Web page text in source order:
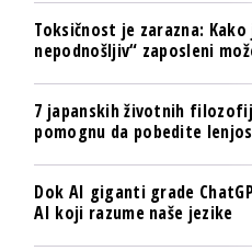
Toksičnost je zarazna:
nepodnošljiv“ zaposleni
7 japanskih životnih
pomognu da pobedite
Dok AI giganti grade
AI koji razume naše jezike